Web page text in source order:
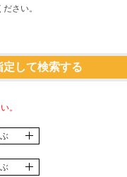
さい。
定して検索する
。